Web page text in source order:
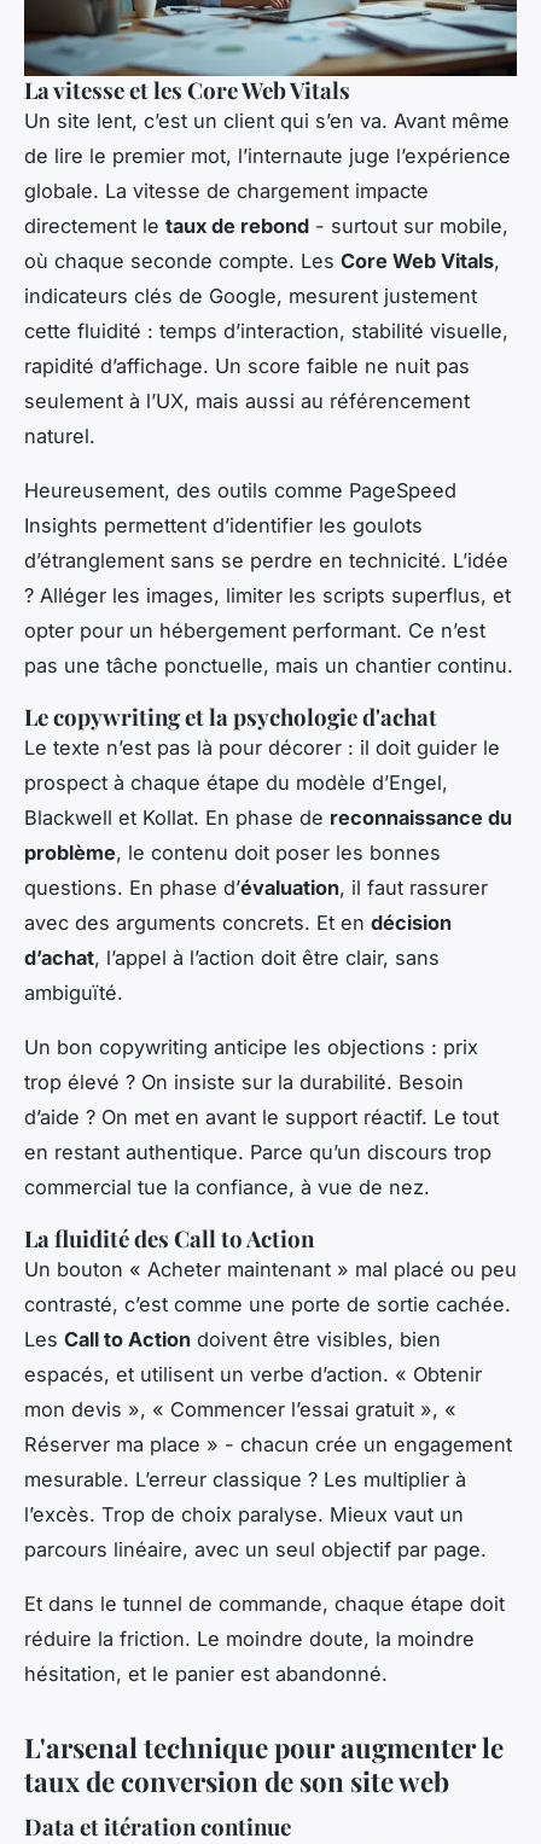
La vitesse et les Core Web Vitals
Un site lent, c’est un client qui s’en va. Avant même
de lire le premier mot, l’internaute juge l’expérience
globale. La vitesse de chargement impacte
directement le taux de rebond - surtout sur mobile,
où chaque seconde compte. Les Core Web Vitals,
indicateurs clés de Google, mesurent justement
cette fluidité : temps d’interaction, stabilité visuelle,
rapidité d’affichage. Un score faible ne nuit pas
seulement à l’UX, mais aussi au référencement
naturel.
Heureusement, des outils comme PageSpeed
Insights permettent d’identifier les goulots
d’étranglement sans se perdre en technicité. L’idée
? Alléger les images, limiter les scripts superflus, et
opter pour un hébergement performant. Ce n’est
pas une tâche ponctuelle, mais un chantier continu.
Le copywriting et la psychologie d'achat
Le texte n’est pas là pour décorer : il doit guider le
prospect à chaque étape du modèle d’Engel,
Blackwell et Kollat. En phase de reconnaissance du
problème, le contenu doit poser les bonnes
questions. En phase d’évaluation, il faut rassurer
avec des arguments concrets. Et en décision
d’achat, l’appel à l’action doit être clair, sans
ambiguïté.
Un bon copywriting anticipe les objections : prix
trop élevé ? On insiste sur la durabilité. Besoin
d’aide ? On met en avant le support réactif. Le tout
en restant authentique. Parce qu’un discours trop
commercial tue la confiance, à vue de nez.
La fluidité des Call to Action
Un bouton « Acheter maintenant » mal placé ou peu
contrasté, c’est comme une porte de sortie cachée.
Les Call to Action doivent être visibles, bien
espacés, et utilisent un verbe d’action. « Obtenir
mon devis », « Commencer l’essai gratuit », «
Réserver ma place » - chacun crée un engagement
mesurable. L’erreur classique ? Les multiplier à
l’excès. Trop de choix paralyse. Mieux vaut un
parcours linéaire, avec un seul objectif par page.
Et dans le tunnel de commande, chaque étape doit
réduire la friction. Le moindre doute, la moindre
hésitation, et le panier est abandonné.
L'arsenal technique pour augmenter le
taux de conversion de son site web
Data et itération continue